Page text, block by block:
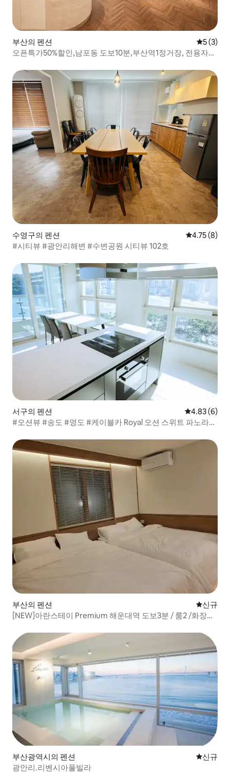
부산의 펜션 평점 5점
5 (3)
오픈특가50%할인,남포동 도보10분,부산역1정거장, 전용자쿠
수영구의 펜션 평점 4.75점
4.75 (8)
#시티뷰 #광안리해변 #수변공원 시티뷰 102호
서구의 펜션 평점 4.83점
4.83 (6)
#오션뷰 #송도 #영도 #케이블카 Royal 오션 스위트 파노라마
부산의 펜션 신규 숙소
신규
[NEW]아란스테이 Premium 해운대역 도보3분 / 룸2 /화장실
부산광역시의 펜션 신규 숙소
신규
광안리.리벤시아풀빌라